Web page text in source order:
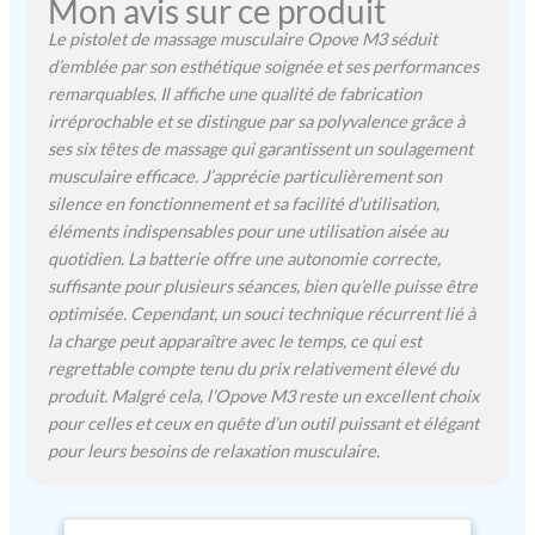
musculaires spécifiques,
avec écran LED haute
définition, et vous pouvez
voir clairement la vitesse et
la niveau de charge
restante de la batterie.
【LONGUE DURÉE DE
VIE&SILENCIEUSE】
Fabriqué en aluminium de
haute qualité, opove
masseur musculaire équipé
d'une batterie au lithium
de 6*2600 mAh, qui peut
être utilisé pendant 4 à 8
heures sur une seule
charge (en fonction de
vous utilisez), en même
temps, Charge en
Mon avis sur ce produit
Le pistolet de massage musculaire Opove M3 séduit
d’emblée par son esthétique soignée et ses performances
remarquables. Il affiche une qualité de fabrication
irréprochable et se distingue par sa polyvalence grâce à
ses six têtes de massage qui garantissent un soulagement
musculaire efficace. J’apprécie particulièrement son
silence en fonctionnement et sa facilité d’utilisation,
éléments indispensables pour une utilisation aisée au
quotidien. La batterie offre une autonomie correcte,
suffisante pour plusieurs séances, bien qu’elle puisse être
optimisée. Cependant, un souci technique récurrent lié à
la charge peut apparaître avec le temps, ce qui est
regrettable compte tenu du prix relativement élevé du
produit. Malgré cela, l’Opove M3 reste un excellent choix
pour celles et ceux en quête d’un outil puissant et élégant
pour leurs besoins de relaxation musculaire.